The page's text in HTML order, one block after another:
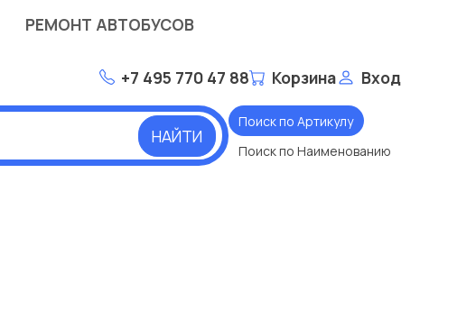
РЕМОНТ АВТОБУСОВ
+7 495 770 47 88 Корзина Вход
НАЙТИ
Поиск по Артикулу
Поиск по Наименованию